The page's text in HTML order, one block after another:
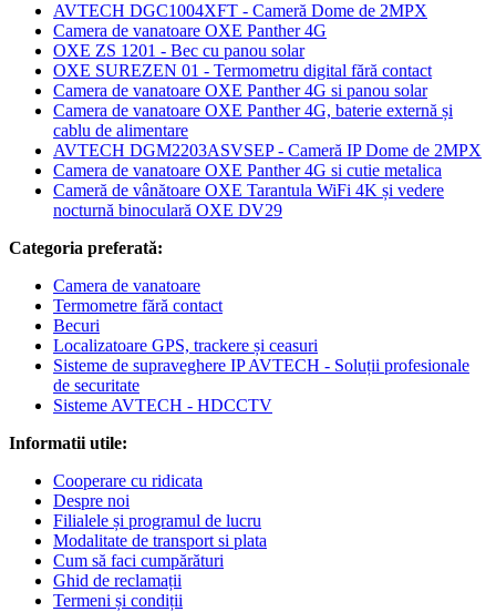
AVTECH DGC1004XFT - Cameră Dome de 2MPX
Camera de vanatoare OXE Panther 4G
OXE ZS 1201 - Bec cu panou solar
OXE SUREZEN 01 - Termometru digital fără contact
Camera de vanatoare OXE Panther 4G si panou solar
Camera de vanatoare OXE Panther 4G, baterie externă și
cablu de alimentare
AVTECH DGM2203ASVSEP - Cameră IP Dome de 2MPX
Camera de vanatoare OXE Panther 4G si cutie metalica
Cameră de vânătoare OXE Tarantula WiFi 4K și vedere
nocturnă binoculară OXE DV29
Categoria preferată:
Camera de vanatoare
Termometre fără contact
Becuri
Localizatoare GPS, trackere și ceasuri
Sisteme de supraveghere IP AVTECH - Soluții profesionale
de securitate
Sisteme AVTECH - HDCCTV
Informatii utile:
Cooperare cu ridicata
Despre noi
Filialele și programul de lucru
Modalitate de transport si plata
Cum să faci cumpărături
Ghid de reclamații
Termeni și condiții